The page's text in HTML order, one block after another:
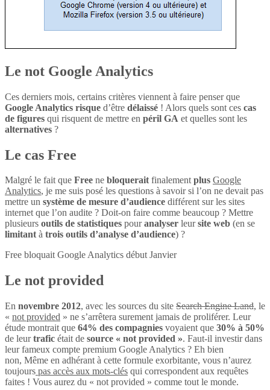
Le not Google Analytics
Ces derniers mois, certains critères viennent à faire penser que
Google Analytics risque d’être délaissé ! Alors quels sont ces cas
de figures qui risquent de mettre en péril GA et quelles sont les
alternatives ?
Le cas Free
Malgré le fait que Free ne bloqueraitfinalementplus Google
Analytics, je me suis posé les questions à savoir si l’on ne devait pas
mettre un système de mesure d’audience différent sur les sites
internet que l’on audite ? Doit-on faire comme beaucoup ? Mettre
plusieurs outils de statistiques pouranalyser leursite web (en se
limitantà trois outils d’analyse d’audience) ?
Free bloquait Google Analytics début Janvier
Le not provided
En novembre 2012, avec les sources du site Search Engine Land, le
« not provided » ne s’arrêtera surement jamais de proliférer. Leur
étude montrait que 64% des compagnies voyaient que 30% à 50%
de leurtrafic était de source « not provided ». Faut-il investir dans
leur fameux compte premium Google Analytics ? Eh bien
non, Même en adhérant à cette formule exorbitante, vous n’aurez
toujours pas accès aux mots-clés qui correspondent aux requêtes
faites ! Vous aurez du « not provided » comme tout le monde.